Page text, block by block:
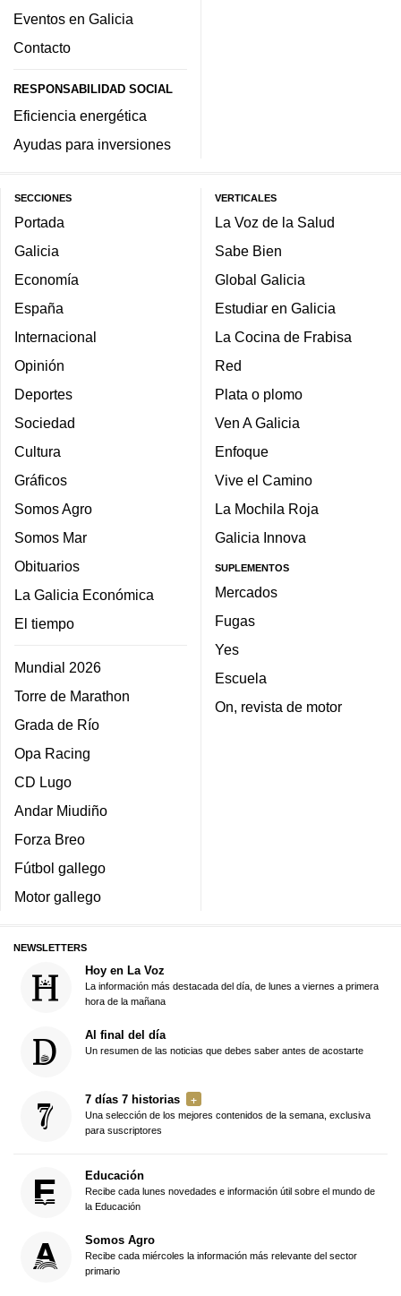
Eventos en Galicia
Contacto
RESPONSABILIDAD SOCIAL
Eficiencia energética
Ayudas para inversiones
SECCIONES
Portada
Galicia
Economía
España
Internacional
Opinión
Deportes
Sociedad
Cultura
Gráficos
Somos Agro
Somos Mar
Obituarios
La Galicia Económica
El tiempo
Mundial 2026
Torre de Marathon
Grada de Río
Opa Racing
CD Lugo
Andar Miudiño
Forza Breo
Fútbol gallego
Motor gallego
VERTICALES
La Voz de la Salud
Sabe Bien
Global Galicia
Estudiar en Galicia
La Cocina de Frabisa
Red
Plata o plomo
Ven A Galicia
Enfoque
Vive el Camino
La Mochila Roja
Galicia Innova
SUPLEMENTOS
Mercados
Fugas
Yes
Escuela
On, revista de motor
NEWSLETTERS
Hoy en La Voz
La información más destacada del día, de lunes a viernes a primera
hora de la mañana
Al final del día
Un resumen de las noticias que debes saber antes de acostarte
7 días 7 historias
Una selección de los mejores contenidos de la semana, exclusiva
para suscriptores
Educación
Recibe cada lunes novedades e información útil sobre el mundo de
la Educación
Somos Agro
Recibe cada miércoles la información más relevante del sector
primario